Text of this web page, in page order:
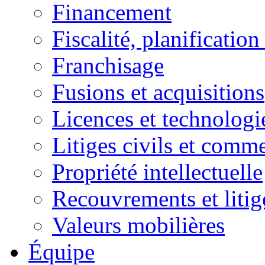
Financement
Fiscalité, planification
Franchisage
Fusions et acquisitions
Licences et
Litiges civils et
Propriété intellectuelle
Recouvrements et
Valeurs mobilières
Équipe